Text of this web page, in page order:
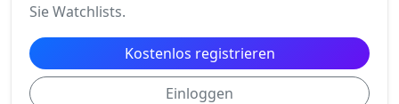
Sie Watchlists.
Kostenlos registrieren
Einloggen